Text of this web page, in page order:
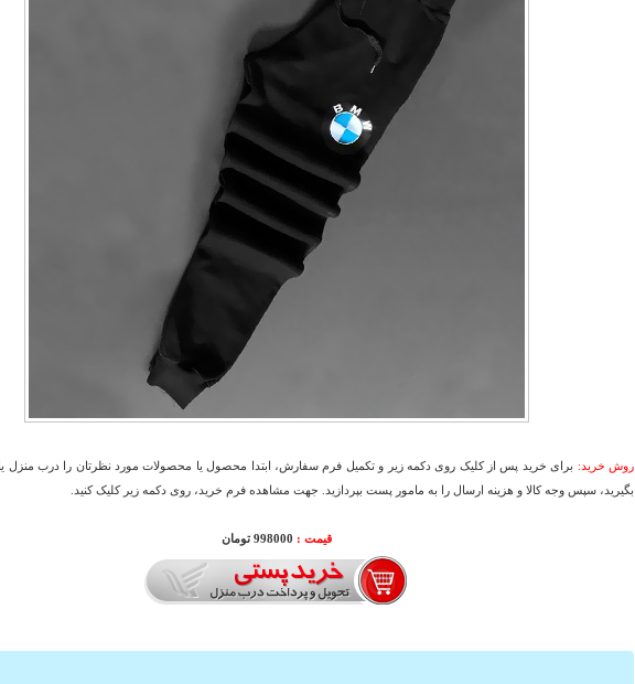
روش خرید: برای خرید پس از کلیک روی دکمه زیر و تکمیل فرم سفارش، ابتدا محصول یا محصولات مورد نظرتان را درب منزل
بگیرید، سپس وجه کالا و هزینه ارسال را به مامور پست بپردازید. جهت مشاهده فرم خرید، روی دکمه زیر کلیک کنید.
قیمت : 998000 تومان